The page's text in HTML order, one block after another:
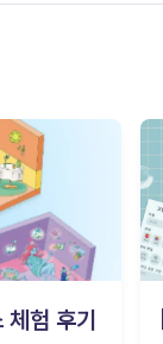
험 후기